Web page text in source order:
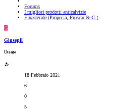
Forums
I migliori prodotti anticalvizie
Finasteride (Propecia, Proscar & C.)
G
Giusepll
Utente
18 Febbraio 2021
6
0
5